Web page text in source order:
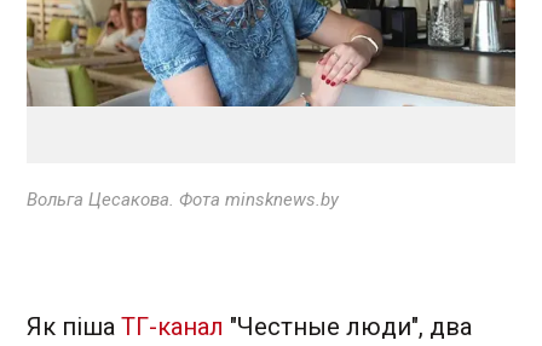
Вольга Цесакова. Фота minsknews.by
Як піша ТГ-канал "Честные люди", два